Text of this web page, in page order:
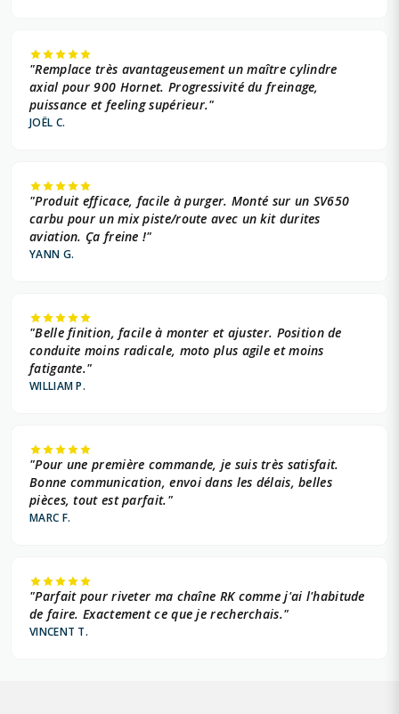
"Remplace très avantageusement un maître cylindre
axial pour 900 Hornet. Progressivité du freinage,
puissance et feeling supérieur."
JOËL C.
"Produit efficace, facile à purger. Monté sur un SV650
carbu pour un mix piste/route avec un kit durites
aviation. Ça freine !"
YANN G.
"Belle finition, facile à monter et ajuster. Position de
conduite moins radicale, moto plus agile et moins
fatigante."
WILLIAM P.
"Pour une première commande, je suis très satisfait.
Bonne communication, envoi dans les délais, belles
pièces, tout est parfait."
MARC F.
"Parfait pour riveter ma chaîne RK comme j'ai l'habitude
de faire. Exactement ce que je recherchais."
VINCENT T.